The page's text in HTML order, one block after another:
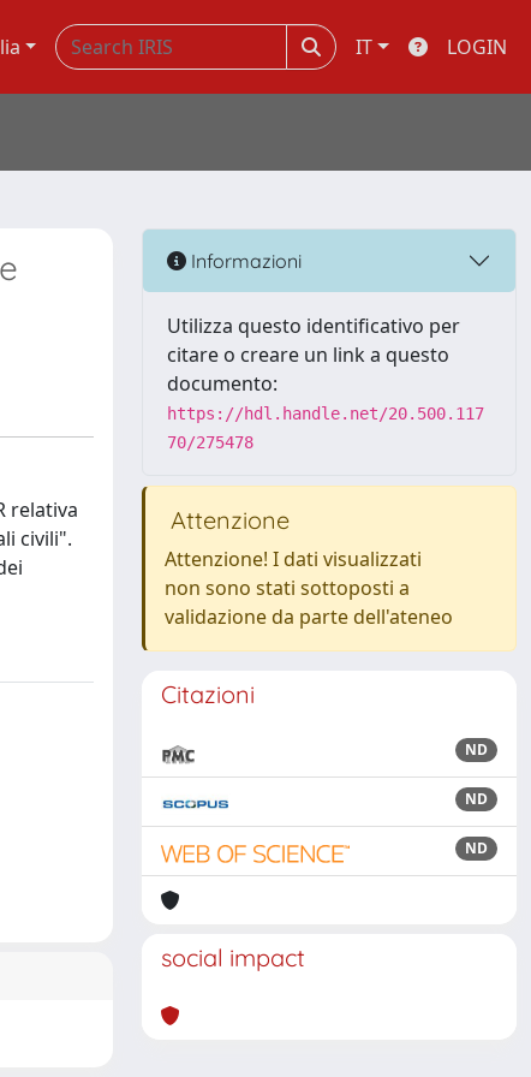
IT LOGIN
relativa
civili".
Informazioni
Utilizza questo identificativo per
citare o creare un link a questo
documento:
https://hdl.handle.net/20.500.117
70/275478
Attenzione
Attenzione! I dati visualizzati
non sono stati sottoposti a
validazione da parte dell'ateneo
Citazioni
ND
ND
ND
social impact